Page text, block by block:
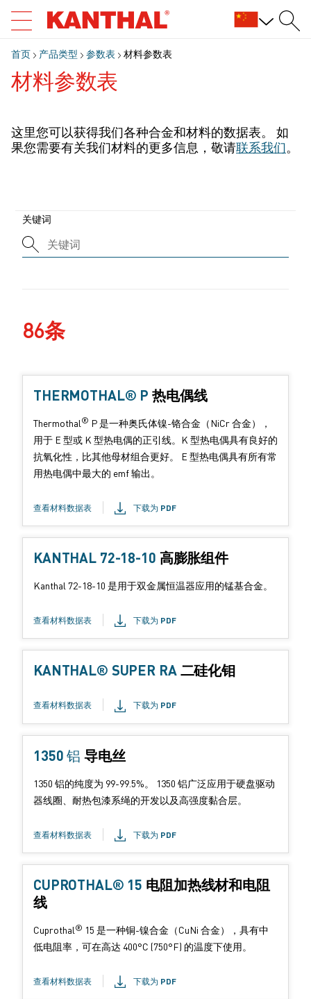
首页 产品类型 参数表 材料参数表
材料参数表
这里您可以获得我们各种合金和材料的数据表。 如
果您需要有关我们材料的更多信息，敬请联系我们。
关键词
86条
THERMOTHAL® P 产
形
式
：
热电偶线
Thermothal® P 是一种奥氏体镍-铬合金（NiCr 合金），
用于 E 型或 K 型热电偶的正引线。K 型热电偶具有良好的
抗氧化性，比其他母材组合更好。 E 型热电偶具有所有常
用热电偶中最大的 emf 输出。
查看材料数据表 下载为 PDF
KANTHAL 72-18-10 产
形
：
高膨胀组件
Kanthal 72-18-10 是用于双金属恒温器应用的锰基合金。
查看材料数据表 下载为 PDF
KANTHAL® SUPER RA产
式
：
二硅化钼
查看材料数据表 下载为 PDF
1350 铝 产
形
式
导电丝
1350 铝的纯度为 99-99.5%。 1350 铝广泛应用于硬盘驱动
器线圈、耐热包漆系绳的开发以及高强度黏合层。
查看材料数据表 下载为 PDF
CUPROTHAL® 15 产
式
：
电阻加热线材和电阻
线
Cuprothal® 15 是一种铜-镍合金（CuNi 合金），具有中
低电阻率，可在高达 400°C (750°F) 的温度下使用。
查看材料数据表 下载为 PDF